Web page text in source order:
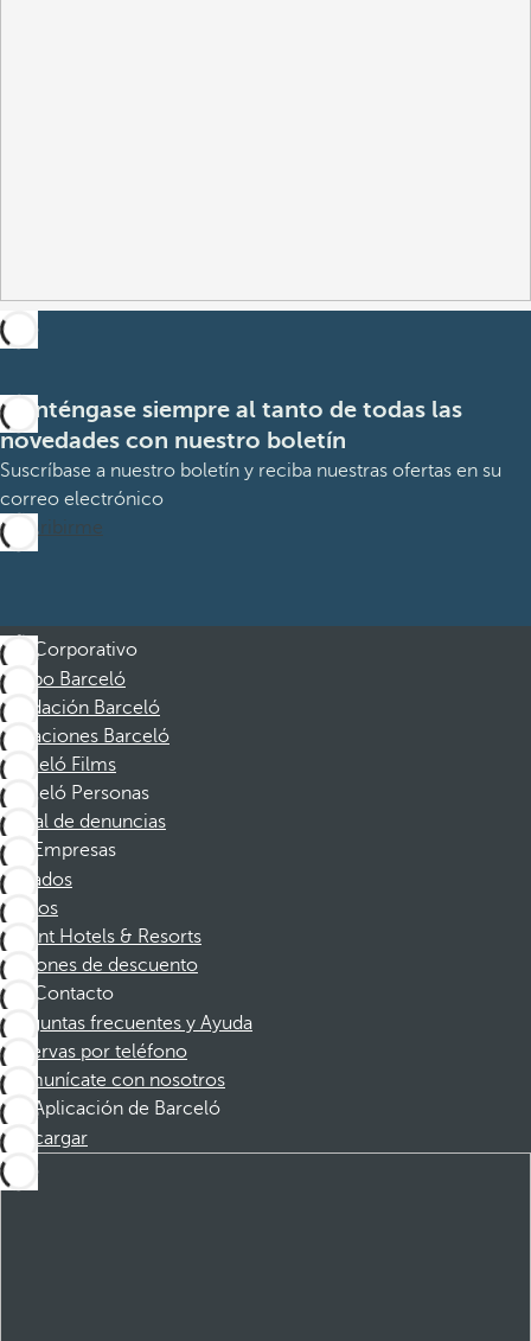
Manténgase siempre al tanto de todas las
novedades con nuestro boletín
Suscríbase a nuestro boletín y reciba nuestras ofertas en su
correo electrónico
Suscribirme
Corporativo
Grupo Barceló
Fundación Barceló
Vacaciones Barceló
Barceló Films
Barceló Personas
Canal de denuncias
Empresas
Afiliados
Socios
Dorint Hotels & Resorts
Cupones de descuento
Contacto
Preguntas frecuentes y Ayuda
Reservas por teléfono
Comunícate con nosotros
Aplicación de Barceló
Descargar